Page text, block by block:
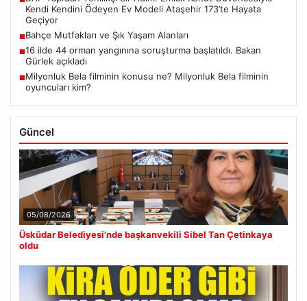
Kendi Kendini Ödeyen Ev Modeli Ataşehir 173’te Hayata
Geçiyor
■Bahçe Mutfakları ve Şık Yaşam Alanları
■16 ilde 44 orman yangınına soruşturma başlatıldı. Bakan
Gürlek açıkladı
■Milyonluk Bela filminin konusu ne? Milyonluk Bela filminin
oyuncuları kim?
Güncel
05/08/2026
Üsküdar Belediyesi’nde başkanvekili Sibel Tan Çetinkaya
oldu